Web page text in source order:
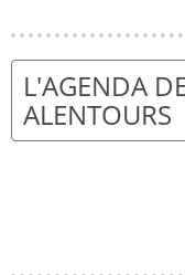
L'AGENDA
ALENTOURS